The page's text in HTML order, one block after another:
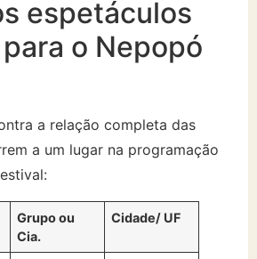
espetáculos
o Nepopó
a relação completa das
a um lugar na programação
Grupo ou
Cia.
Cidade/ UF